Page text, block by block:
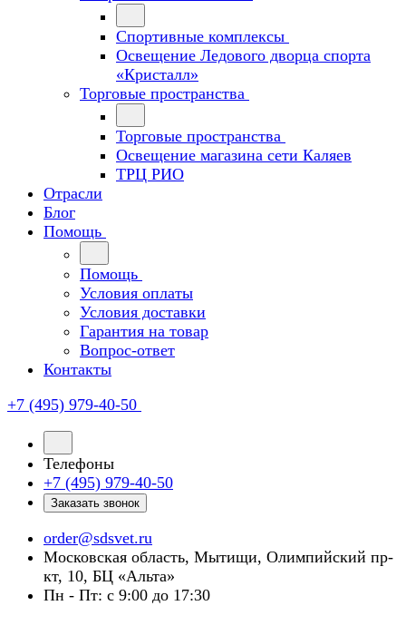
Спортивные комплексы
Освещение Ледового дворца спорта
«Кристалл»
Торговые пространства
Торговые пространства
Освещение магазина сети Каляев
ТРЦ РИО
Отрасли
Блог
Помощь
Помощь
Условия оплаты
Условия доставки
Гарантия на товар
Вопрос-ответ
Контакты
+7 (495) 979-40-50
Телефоны
+7 (495) 979-40-50
Заказать звонок
order@sdsvet.ru
Московская область, Мытищи, Олимпийский пр-
кт, 10, БЦ «Альта»
Пн - Пт: с 9:00 до 17:30